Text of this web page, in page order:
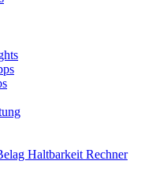
Haltbarkeit Rechner